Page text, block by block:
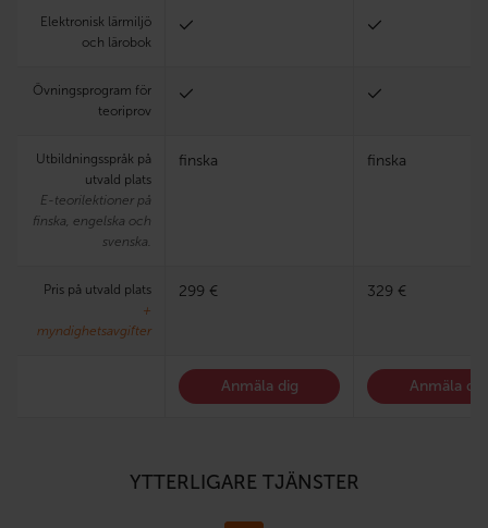
Elektronisk lärmiljö
och lärobok
Övningsprogram för
teoriprov
Utbildningsspråk på
utvald plats
E-teorilektioner på
finska, engelska och
svenska.
finska finska
Pris på utvald plats
+
myndighetsavgifter
299 € 329 €
Anmäla dig Anmäla dig
YTTERLIGARE TJÄNSTER